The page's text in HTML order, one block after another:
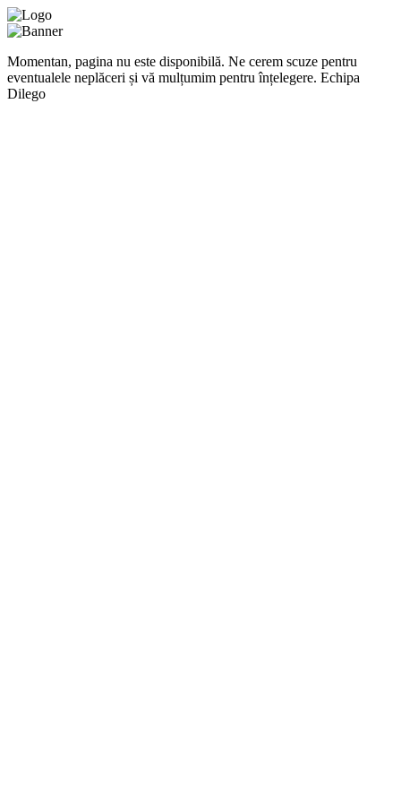
Momentan, pagina nu este disponibilă. Ne cerem scuze pentru
eventualele neplăceri și vă mulțumim pentru înțelegere. Echipa
Dilego